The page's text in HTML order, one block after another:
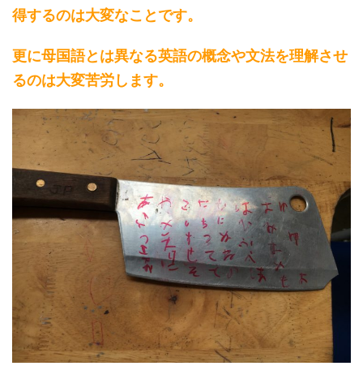
得するのは大変なことです。
更に母国語とは異なる英語の概念や文法を理解させ
るのは大変苦労します。